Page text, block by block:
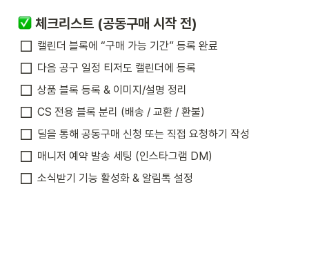
체크리스트 (공동구매 시작 전)
캘린더 블록에 “구매 가능 기간” 등록 완료
다음 공구 일정 티저도 캘린더에 등록
상품 블록 등록 & 이미지/설명 정리
CS 전용 블록 분리 (배송 / 교환 / 환불)
딜을 통해 공동구매 신청 또는 직접 요청하기 작성
매니저 예약 발송 세팅 (인스타그램 DM)
소식받기 기능 활성화 & 알림톡 설정